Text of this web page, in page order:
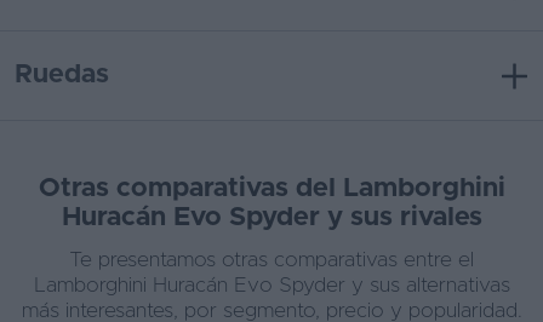
Ruedas
Otras comparativas del Lamborghini
Huracán Evo Spyder y sus rivales
Te presentamos otras comparativas entre el
Lamborghini Huracán Evo Spyder y sus alternativas
más interesantes, por segmento, precio y popularidad.